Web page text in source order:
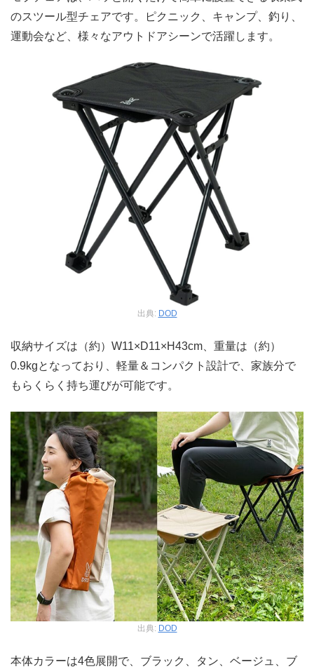
のスツール型チェアです。ピクニック、キャンプ、釣り、
運動会など、様々なアウトドアシーンで活躍します。
出典: DOD
収納サイズは（約）W11×D11×H43cm、重量は（約）
0.9kgとなっており、軽量＆コンパクト設計で、家族分で
もらくらく持ち運びが可能です。
出典: DOD
本体カラーは4色展開で、ブラック、タン、ベージュ、ブ